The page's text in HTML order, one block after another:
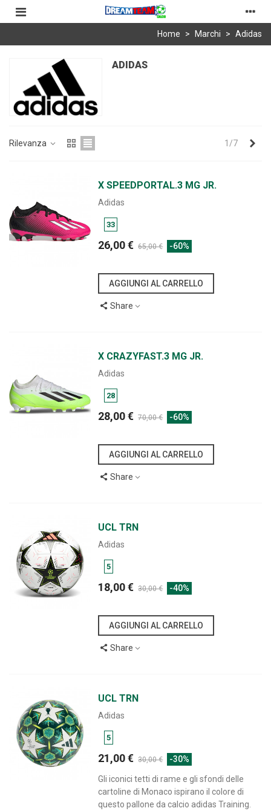
Home > Marchi > Adidas
ADIDAS
Rilevanza 1/7
X SPEEDPORTAL.3 MG JR.
Adidas
33
26,00 € 65,00 € -60%
AGGIUNGI AL CARRELLO
Share
X CRAZYFAST.3 MG JR.
Adidas
28
28,00 € 70,00 € -60%
AGGIUNGI AL CARRELLO
Share
UCL TRN
Adidas
5
18,00 € 30,00 € -40%
AGGIUNGI AL CARRELLO
Share
UCL TRN
Adidas
5
21,00 € 30,00 € -30%
Gli iconici tetti di rame e gli sfondi delle
cartoline di Monaco ispirano il colore di
questo pallone da calcio adidas Training.